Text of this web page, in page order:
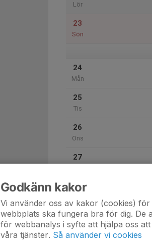
Lör
23
Sön
24
Mån
25
Tis
26
Ons
27
28
Godkänn kakor
Vi använder oss av kakor (cookies)
webbplats ska fungera bra för dig. De
för webbanalys i syfte att hjälpa oss
våra tjänster. Så använder vi cookies